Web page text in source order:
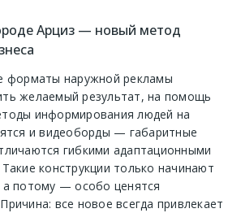
Арциз — новый метод
форматы наружной рекламы
желаемый результат, на помощь
информирования людей на
и видеоборды — габаритные
гибкими адаптационными
конструкции только начинают
а потому — особо ценятся
все новое всегда привлекает